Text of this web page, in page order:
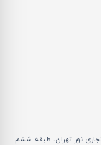
نور تهران، طبقه ششم